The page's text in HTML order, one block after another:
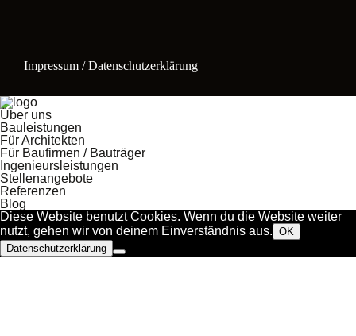
Impressum / Datenschutzerklärung
Über uns
Bauleistungen
Für Architekten
Für Baufirmen / Bauträger
Ingenieursleistungen
Stellenangebote
Referenzen
Blog
Diese Website benutzt Cookies. Wenn du die Website weiter
nutzt, gehen wir von deinem Einverständnis aus. OK
Datenschutzerklärung